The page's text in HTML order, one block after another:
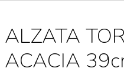
ALZATA
ACACIA